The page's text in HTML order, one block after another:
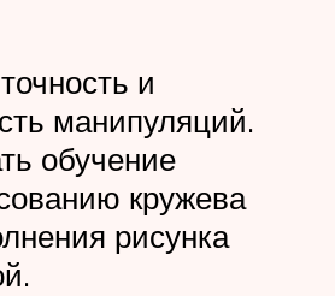
и
манипуляций.
обучение
кружева
рисунка